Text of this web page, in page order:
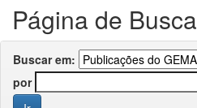
Página de Busca
Buscar em:
por